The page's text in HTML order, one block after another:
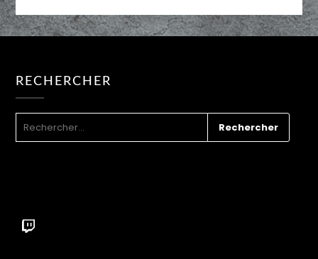
RECHERCHER
Twitch